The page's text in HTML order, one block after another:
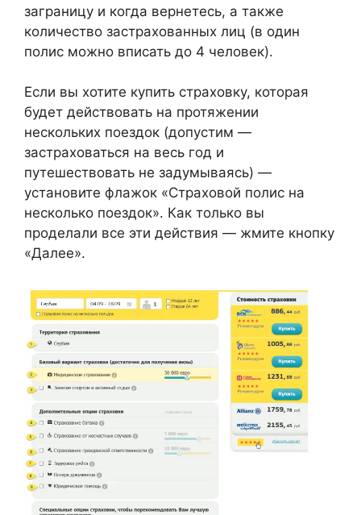
заграницу и когда вернетесь, а также
количество застрахованных лиц (в один
полис можно вписать до 4 человек).
Если вы хотите купить страховку, которая
будет действовать на протяжении
нескольких поездок (допустим —
застраховаться на весь год и
путешествовать не задумываясь) —
установите флажок «Страховой полис на
несколько поездок». Как только вы
проделали все эти действия — жмите кнопку
«Далее».